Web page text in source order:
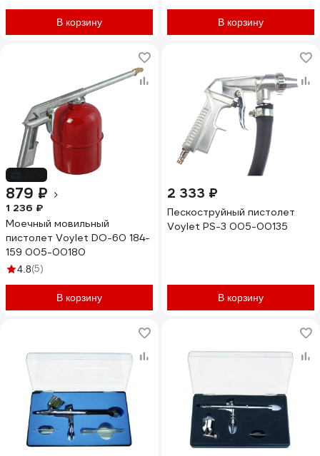
В корзину В корзину
879 ₽
1 236 ₽
Моечный мовильный
пистолет Voylet DО-60 184-
159 005-00180
4.8(5)
В корзину
2 333 ₽
Пескоструйный пистолет
Voylet PS-3 005-00135
В корзину